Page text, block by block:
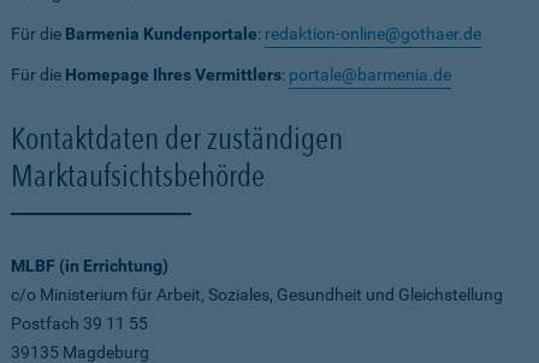
Für die Barmenia Kundenportale: redaktion-online@gothaer.de
Für die Homepage Ihres Vermittlers: portale@barmenia.de
Kontaktdaten der zuständigen
Marktaufsichtsbehörde
MLBF (in Errichtung)
c/o Ministerium für Arbeit, Soziales, Gesundheit und Gleichstellung
Postfach 39 11 55
39135 Magdeburg